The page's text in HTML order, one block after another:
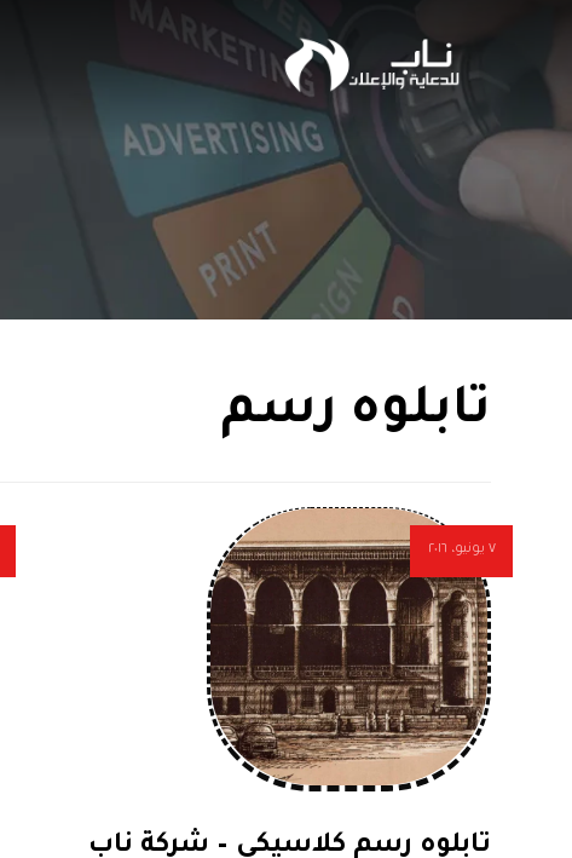
تابلوه رسم
تابلوه رسم كلاسيكي – شركة ناب
٧ يونيو، ٢٠١٦